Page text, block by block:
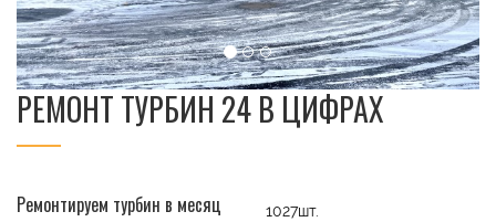
РЕМОНТ ТУРБИН 24 В ЦИФРАХ
Ремонтируем турбин в месяц 1027шт.